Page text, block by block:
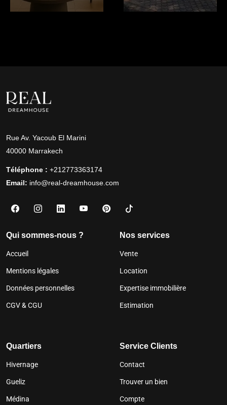
Rue Av. Yacoub El Marini
40000 Marrakech
Téléphone : +212773363174
Email: info@real-dreamhouse.com
Qui sommes-nous ?
Accueil
Mentions légales
Données personnelles
CGV & CGU
Nos services
Vente
Location
Expertise immobilière
Estimation
Quartiers
Hivernage
Gueliz
Médina
Service Clients
Contact
Trouver un bien
Compte